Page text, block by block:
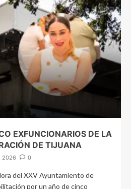
EXFUNCIONARIOS DE LA
DE TIJUANA
2026 0
del XXV Ayuntamiento de
por un año de cinco